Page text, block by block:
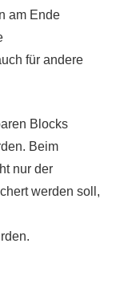
am Ende
für andere
Blocks
Beim
nur der
werden soll,